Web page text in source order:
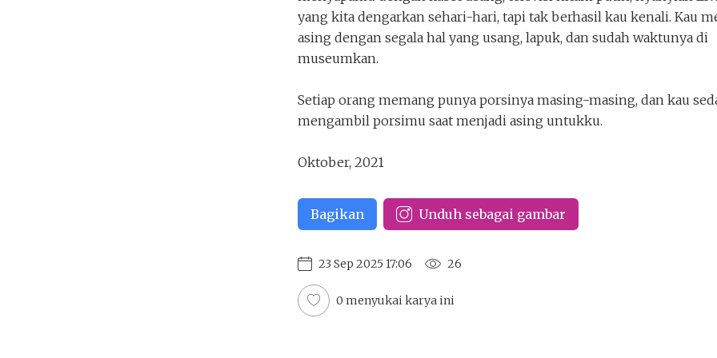
yang kita dengarkan sehari-hari, tapi tak berhasil kau kenali. Kau
asing dengan segala hal yang usang, lapuk, dan sudah waktunya di
museumkan.
Setiap orang memang punya porsinya masing-masing, dan kau
mengambil porsimu saat menjadi asing untukku.
Oktober, 2021
Bagikan Unduh sebagai gambar
23 Sep 2025 17:06 26
0 menyukai karya ini